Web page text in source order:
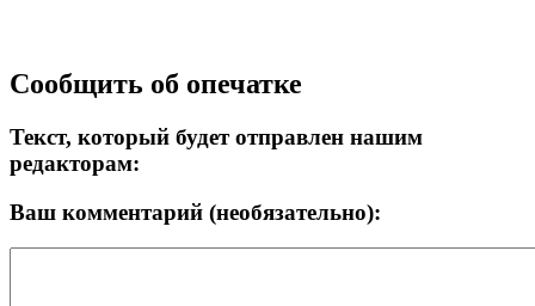
Прокрутка
вверх
Сообщить об опечатке
Текст, который будет отправлен нашим
редакторам:
Ваш комментарий (необязательно):